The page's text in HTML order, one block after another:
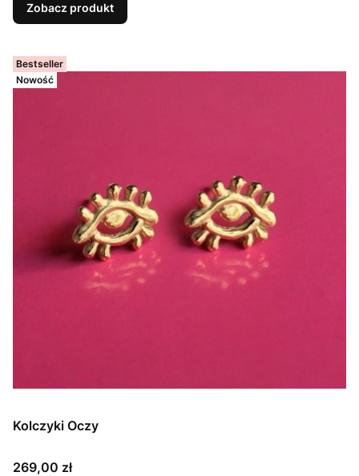
Zobacz produkt
Bestseller
Nowość
Kolczyki Oczy
Cena
269,00 zł